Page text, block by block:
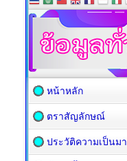
หน้าหลัก
ตราสัญลักษณ์
ประวัติความเป็นมา